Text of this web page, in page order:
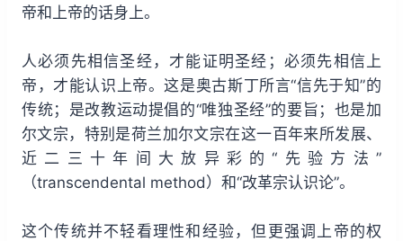
帝和上帝的话身上。
人必须先相信圣经，才能证明圣经；必须先相信上
帝，才能认识上帝。这是奥古斯丁所言“信先于知”的
传统；是改教运动提倡的“唯独圣经”的要旨；也是加
尔文宗，特别是荷兰加尔文宗在这一百年来所发展、
近二三十年间大放异彩的“先验方法”
（transcendental method）和“改革宗认识论”。
这个传统并不轻看理性和经验，但更强调上帝的权